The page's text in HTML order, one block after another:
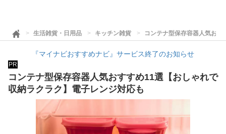
生活雑貨・日用品 キッチン雑貨 コンテナ型保存容器人気お
『マイナビおすすめナビ』サービス終了のお知らせ
PR
コンテナ型保存容器人気おすすめ11選【おしゃれで
収納ラクラク】電子レンジ対応も